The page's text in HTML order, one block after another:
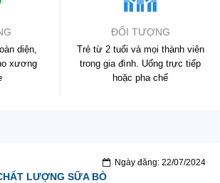
diện,
xương
ĐỐI TƯỢNG
Trẻ từ 2 tuổi và mọi thành viên
trong gia đình. Uống trực tiếp
hoặc pha chế
Ngày đăng: 22/07/2024
LƯỢNG SỮA BÒ